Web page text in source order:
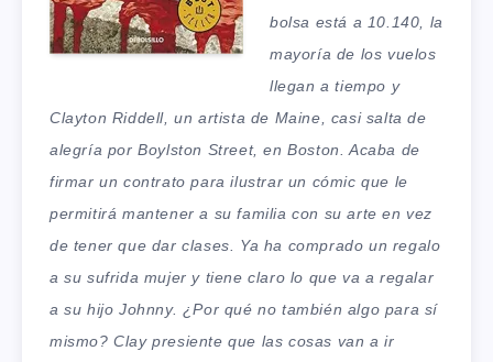
bolsa está a 10.140, la
mayoría de los vuelos
llegan a tiempo y
Clayton Riddell, un artista de Maine, casi salta de
alegría por Boylston Street, en Boston. Acaba de
firmar un contrato para ilustrar un cómic que le
permitirá mantener a su familia con su arte en vez
de tener que dar clases. Ya ha comprado un regalo
a su sufrida mujer y tiene claro lo que va a regalar
a su hijo Johnny. ¿Por qué no también algo para sí
mismo? Clay presiente que las cosas van a ir